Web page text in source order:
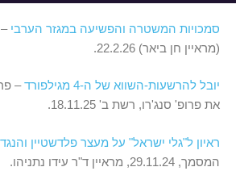
סמכויות המשטרה והפשיעה במגזר הערבי
(מראיין חן ביאר) 22.2.26.
יובל להרשעות-השווא של ה-4 מגילפורד
–
את פרופ' סנג'רו, רשת ב' 18.11.25.
ראיון ל"גלי ישראל" על מעצר פלדשטיין והנגד
המסמך, 29.11.24, מראיין ד"ר עידו נתניהו.